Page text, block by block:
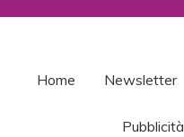
Home Newsletter
Pubblicità